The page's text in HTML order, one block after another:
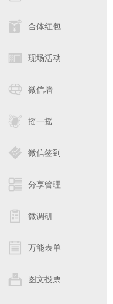
合体红包
现场活动
微信墙
摇一摇
微信签到
分享管理
微调研
万能表单
图文投票